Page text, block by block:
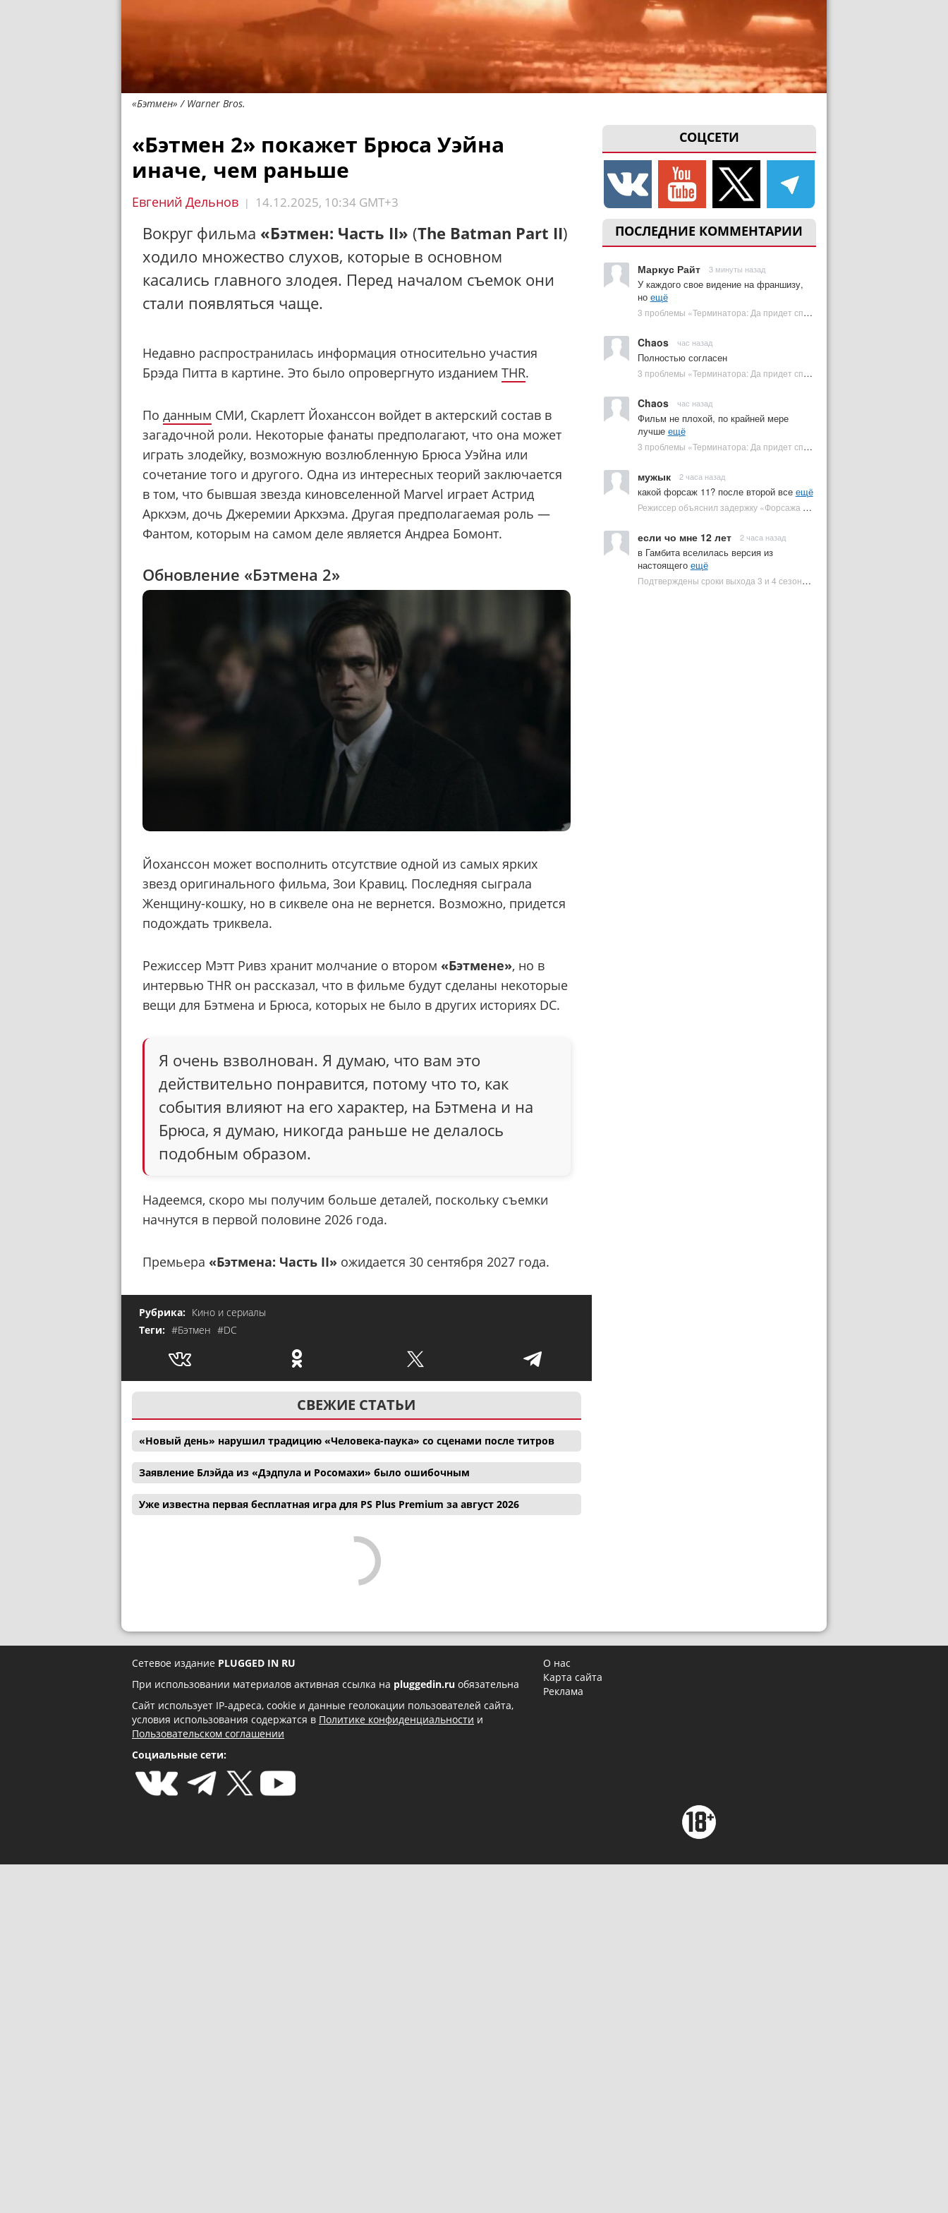
«Бэтмен» / Warner Bros.
СОЦСЕТИ
ПОСЛЕДНИЕ КОММЕНТАРИИ
Маркус Райт 3 минуты назад
У каждого свое видение на франшизу,
но ещё
3 проблемы «Терминатора: Да придет спаситель», которые испортили фильм | Plugged In Ru
Chaos час назад
Полностью согласен
3 проблемы «Терминатора: Да придет спаситель», которые испортили фильм | Plugged In Ru
Chaos час назад
Фильм не плохой, по крайней мере
лучше ещё
3 проблемы «Терминатора: Да придет спаситель», которые испортили фильм | Plugged In Ru
мужык 2 часа назад
какой форсаж 11? после второй все ещё
Режиссер объяснил задержку «Форсажа 11» | Plugged In Ru
если чо мне 12 лет 2 часа назад
в Гамбита вселилась версия из
настоящего ещё
Подтверждены сроки выхода 3 и 4 сезонов «Людей Икс '97» | Plugged In Ru
«Бэтмен 2» покажет Брюса Уэйна
иначе, чем раньше
Евгений Дельнов | 14.12.2025, 10:34 GMT+3
Вокруг фильма «Бэтмен: Часть II» (The Batman Part II)
ходило множество слухов, которые в основном
касались главного злодея. Перед началом съемок они
стали появляться чаще.
Недавно распространилась информация относительно участия
Брэда Питта в картине. Это было опровергнуто изданием THR.
По данным СМИ, Скарлетт Йоханссон войдет в актерский состав в
загадочной роли. Некоторые фанаты предполагают, что она может
играть злодейку, возможную возлюбленную Брюса Уэйна или
сочетание того и другого. Одна из интересных теорий заключается
в том, что бывшая звезда киновселенной Marvel играет Астрид
Аркхэм, дочь Джеремии Аркхэма. Другая предполагаемая роль —
Фантом, которым на самом деле является Андреа Бомонт.
Обновление «Бэтмена 2»
Йоханссон может восполнить отсутствие одной из самых ярких
звезд оригинального фильма, Зои Кравиц. Последняя сыграла
Женщину-кошку, но в сиквеле она не вернется. Возможно, придется
подождать триквела.
Режиссер Мэтт Ривз хранит молчание о втором «Бэтмене», но в
интервью THR он рассказал, что в фильме будут сделаны некоторые
вещи для Бэтмена и Брюса, которых не было в других историях DC.
Я очень взволнован. Я думаю, что вам это
действительно понравится, потому что то, как
события влияют на его характер, на Бэтмена и на
Брюса, я думаю, никогда раньше не делалось
подобным образом.
Надеемся, скоро мы получим больше деталей, поскольку съемки
начнутся в первой половине 2026 года.
Премьера «Бэтмена: Часть II» ожидается 30 сентября 2027 года.
Рубрика: Кино и сериалы
Теги: #Бэтмен #DC
СВЕЖИЕ СТАТЬИ
«Новый день» нарушил традицию «Человека-паука» со сценами после титров
Заявление Блэйда из «Дэдпула и Росомахи» было ошибочным
Уже известна первая бесплатная игра для PS Plus Premium за август 2026
Сетевое издание PLUGGED IN RU
При использовании материалов активная ссылка на pluggedin.ru обязательна
Сайт использует IP-адреса, cookie и данные геолокации пользователей сайта,
условия использования содержатся в Политике конфиденциальности и
Пользовательском соглашении
Социальные сети:
О нас
Карта сайта
Реклама